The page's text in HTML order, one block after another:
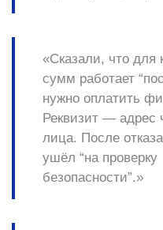
«Сказали, что для
сумм работает
нужно оплатить
Реквизит — адрес
лица. После
ушёл “на проверку
безопасности”.»